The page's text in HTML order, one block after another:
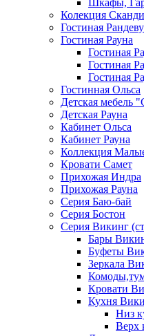
Колекция
Гостиная Рандеву
Гостиная Рауна
Гостиная
Гостиная
Гостиная
Гостинная Ольса
Детская мебель
Детская Рауна
Кабинет Ольса
Кабинет Рауна
Коллекция
Кровати Самет
Прихожая Индра
Прихожая Рауна
Серия Баю-бай
Серия Бостон
Серия Викинг
Бары
Буфеты
Зеркала
Кровати
Кухня
Низ
Верх